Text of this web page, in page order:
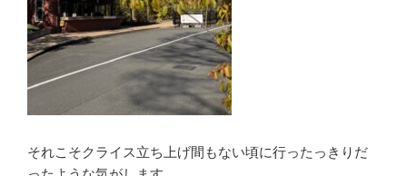
それこそクライス立ち上げ間もない頃に行ったっきりだ